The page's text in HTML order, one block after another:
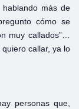
más de
cómo se
muy callados”…
callar, ya lo
personas que,